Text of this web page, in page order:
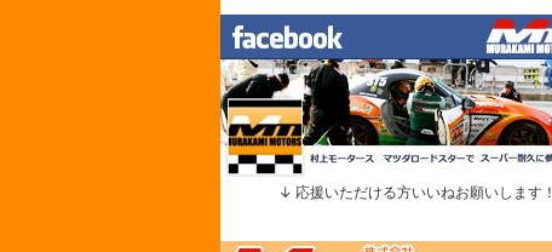
↓ 応援いただける方いいねお願いします！